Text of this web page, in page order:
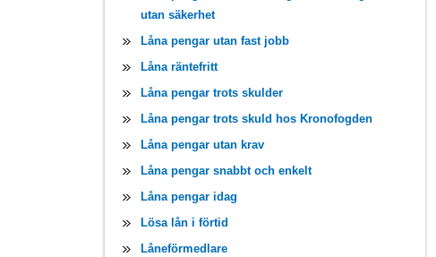
utan säkerhet
Låna pengar utan fast jobb
Låna räntefritt
Låna pengar trots skulder
Låna pengar trots skuld hos Kronofogden
Låna pengar utan krav
Låna pengar snabbt och enkelt
Låna pengar idag
Lösa lån i förtid
Låneförmedlare